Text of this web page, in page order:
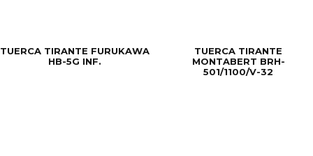
TUERCA TIRANTE FURUKAWA
HB-5G INF.
TUERCA TIRANTE
MONTABERT BRH-
501/1100/V-32